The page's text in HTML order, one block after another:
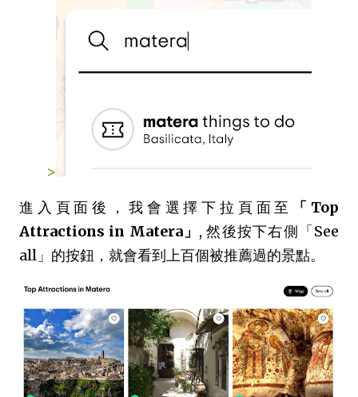
>
進入頁面後，我會選擇下拉頁面至
「Top
Attractions in Matera」 , 然後按下右側「See
all」的按鈕，就會看到上百個被推薦過的景點。